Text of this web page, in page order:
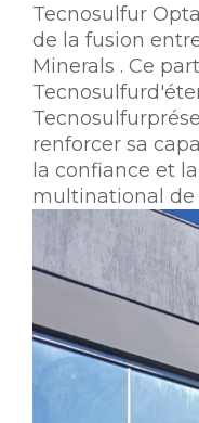
Tecnosulfur
de la fusion
Minerals . Ce
renforcer sa
la confiance et
multinational de